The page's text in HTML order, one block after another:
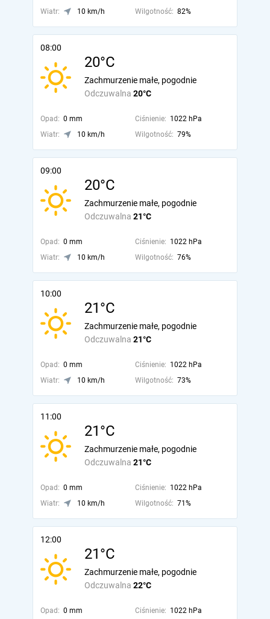
Wiatr: 10 km/h Wilgotność: 82%
08:00
20°C
Odczuwalna 20°C
Zachmurzenie małe, pogodnie
Opad: 0 mm Ciśnienie: 1022 hPa
Wiatr:
10 km/h Wilgotność: 79%
09:00
20°C
Odczuwalna 21°C
Zachmurzenie małe, pogodnie
Opad: 0 mm Ciśnienie: 1022 hPa
Wiatr:
10 km/h Wilgotność: 76%
10:00
21°C
Odczuwalna 21°C
Zachmurzenie małe, pogodnie
Opad: 0 mm Ciśnienie: 1022 hPa
Wiatr:
10 km/h Wilgotność: 73%
11:00
21°C
Odczuwalna 21°C
Zachmurzenie małe, pogodnie
Opad: 0 mm Ciśnienie: 1022 hPa
Wiatr:
10 km/h Wilgotność: 71%
12:00
21°C
Odczuwalna 22°C
Zachmurzenie małe, pogodnie
Opad: 0 mm Ciśnienie: 1022 hPa